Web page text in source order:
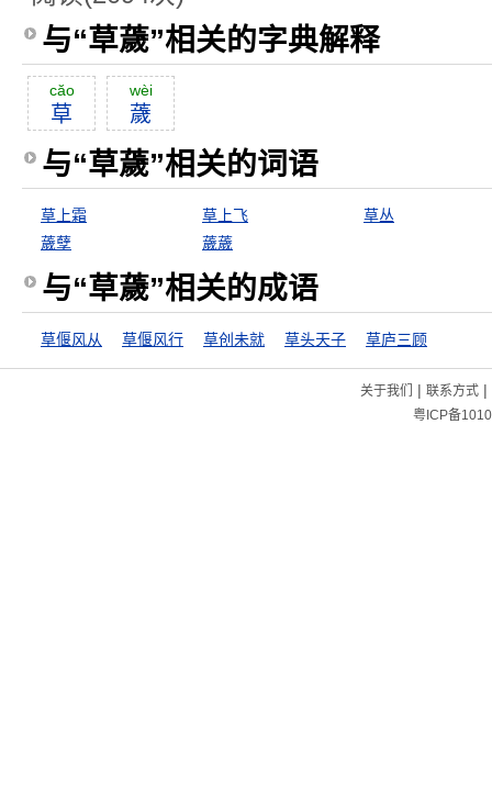
与“草薉”相关的字典解释
căo
草
wèi
薉
与“草薉”相关的词语
草上霜 草上飞
草丛
薉孽
薉薉
与“草薉”相关的成语
草偃风从 草偃风行 草创未就 草头天子 草庐三顾
关于我们 | 联系方式|
粤ICP备